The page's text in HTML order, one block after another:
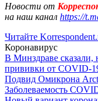
Новости от
на наш канал https://
Читайте
Коронавирус
В Минздраве сказали,
прививки от COVID-
Подвид Омикрона
Заболеваемость